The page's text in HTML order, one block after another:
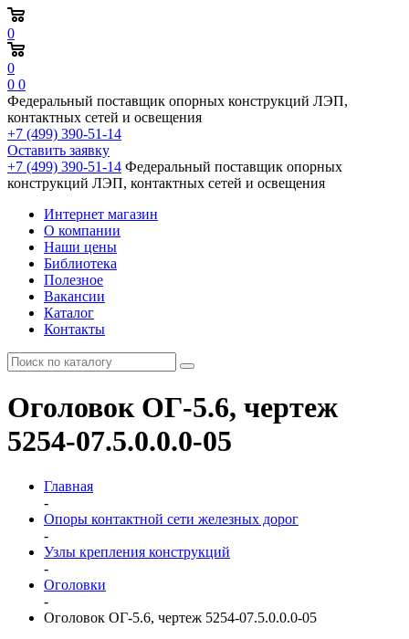
0
0
0 0
Федеральный поставщик опорных конструкций ЛЭП,
контактных сетей и освещения
+7 (499) 390-51-14
Оставить заявку
+7 (499) 390-51-14 Федеральный поставщик опорных
конструкций ЛЭП, контактных сетей и освещения
Интернет магазин
О компании
Наши цены
Библиотека
Полезное
Вакансии
Каталог
Контакты
Оголовок ОГ-5.6, чертеж
5254-07.5.0.0.0-05
Главная
-
Опоры контактной сети железных дорог
-
Узлы крепления конструкций
-
Оголовки
-
Оголовок ОГ-5.6, чертеж 5254-07.5.0.0.0-05